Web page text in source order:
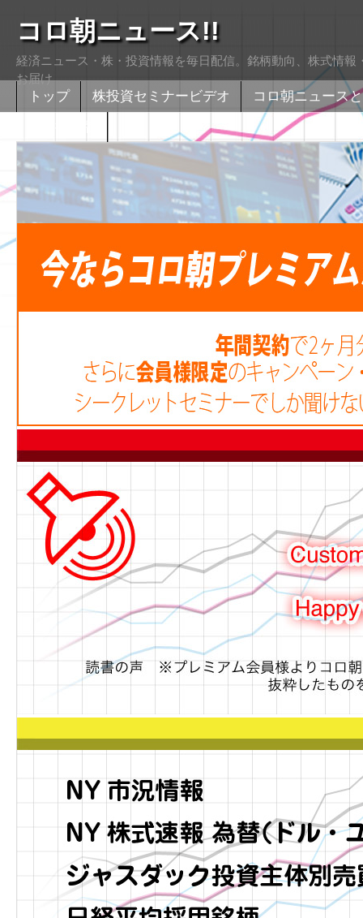
コロ朝ニュース!!
経済ニュース・株・投資情報を毎日配信。銘柄動向、株式情
お届け
トップ 株投資セミナービデオ
コロ朝ニュース